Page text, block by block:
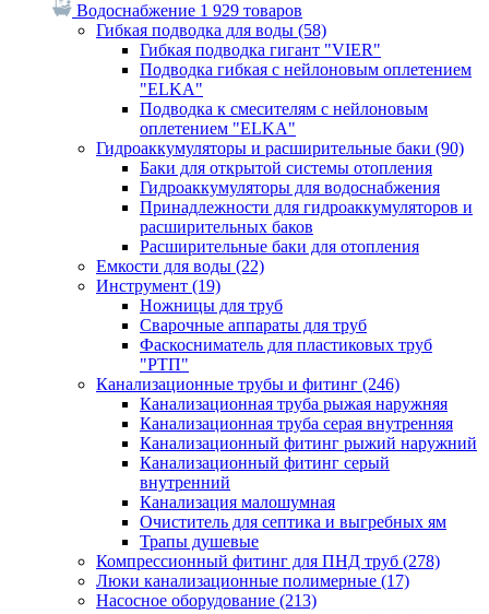
Водоснабжение 1 929 товаров
Гибкая подводка для воды (58)
Гибкая подводка гигант "VIER"
Подводка гибкая с нейлоновым оплетением
"ELKA"
Подводка к смесителям с нейлоновым
оплетением "ELKA"
Гидроаккумуляторы и расширительные баки (90)
Баки для открытой системы отопления
Гидроаккумуляторы для водоснабжения
Принадлежности для гидроаккумуляторов и
расширительных баков
Расширительные баки для отопления
Емкости для воды (22)
Инструмент (19)
Ножницы для труб
Сварочные аппараты для труб
Фаскосниматель для пластиковых труб
"РТП"
Канализационные трубы и фитинг (246)
Канализационная труба рыжая наружняя
Канализационная труба серая внутренняя
Канализационный фитинг рыжий наружний
Канализационный фитинг серый
внутренний
Канализация малошумная
Очиститель для септика и выгребных ям
Трапы душевые
Компрессионный фитинг для ПНД труб (278)
Люки канализационные полимерные (17)
Насосное оборудование (213)